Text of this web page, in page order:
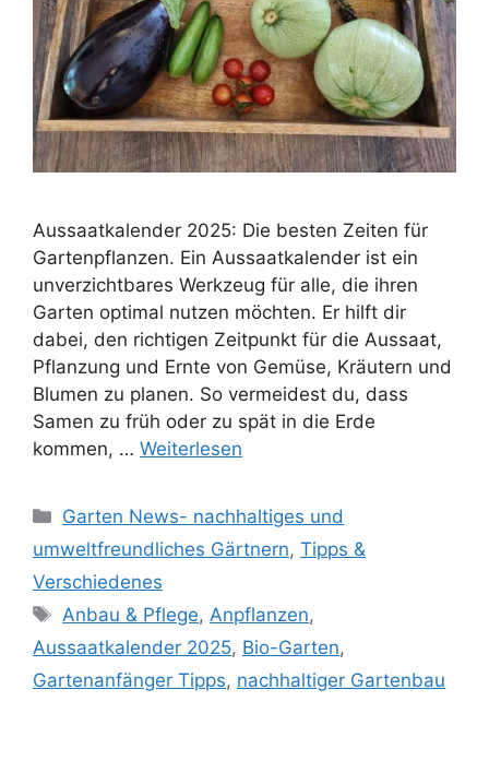
Aussaatkalender 2025: Die besten Zeiten für
Gartenpflanzen. Ein Aussaatkalender ist ein
unverzichtbares Werkzeug für alle, die ihren
Garten optimal nutzen möchten. Er hilft dir
dabei, den richtigen Zeitpunkt für die Aussaat,
Pflanzung und Ernte von Gemüse, Kräutern und
Blumen zu planen. So vermeidest du, dass
Samen zu früh oder zu spät in die Erde
kommen, … Weiterlesen
Kategorien
Garten News- nachhaltiges und
umweltfreundliches Gärtnern, Tipps &
Verschiedenes
Schlagwörter
Anbau & Pflege,Anpflanzen,
Aussaatkalender 2025, Bio-Garten,
Gartenanfänger Tipps​, nachhaltiger Gartenbau